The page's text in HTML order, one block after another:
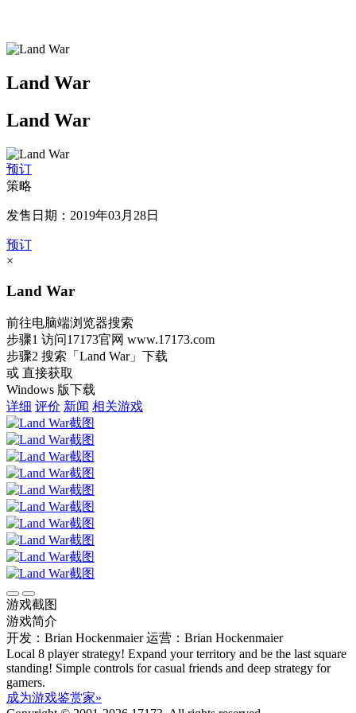
Land War
Land War
预订
策略
发售日期：2019年03月28日
预订
×
Land War
前往电脑端浏览器搜索
步骤1 访问17173官网 www.17173.com
步骤2 搜索 「Land War」 下载
或 直接获取
Windows 版下载
详细 评价 新闻 相关游戏
游戏截图
游戏简介
开发：Brian Hockenmaier 运营：Brian Hockenmaier
Local 8 player strategy! Expand your territory and be the last square
standing! Simple controls for casual friends and deep strategy for
gamers.
成为游戏鉴赏家»